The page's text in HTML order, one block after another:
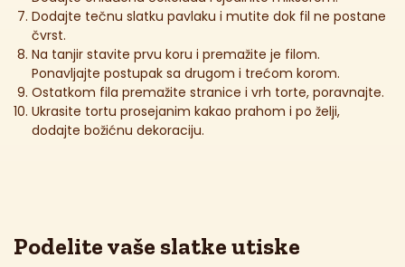
Dodajte tečnu slatku pavlaku i mutite dok fil ne postane
čvrst.
Na tanjir stavite prvu koru i premažite je filom.
Ponavljajte postupak sa drugom i trećom korom.
Ostatkom fila premažite stranice i vrh torte, poravnajte.
Ukrasite tortu prosejanim kakao prahom i po želji,
dodajte božićnu dekoraciju.
Podelite vaše slatke utiske